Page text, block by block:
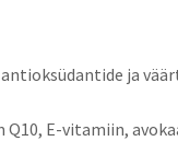
ja
E-vitamiin,